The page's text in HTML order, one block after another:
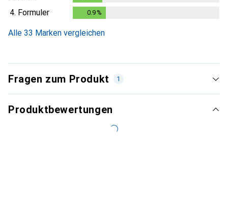
4. Formuler 0.9 %
Alle 33 Marken vergleichen
Fragen zum Produkt 1
Produktbewertungen